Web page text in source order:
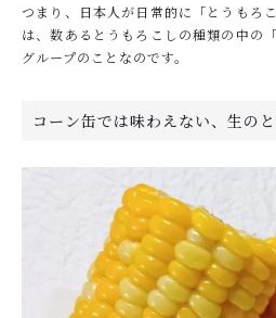
つまり、日本人が日常的に「とうもろ
は、数あるとうもろこしの種類の中の
グループのことなのです。
コーン缶では味わえない、生の